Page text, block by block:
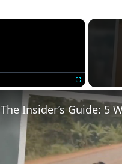
×
Fullscreen
The Insider’s Guide: 5